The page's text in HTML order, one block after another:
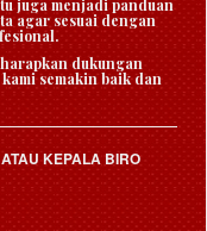
juga menjadi panduan
agar sesuai dengan
dukungan
semakin baik dan
KEPALA BIRO